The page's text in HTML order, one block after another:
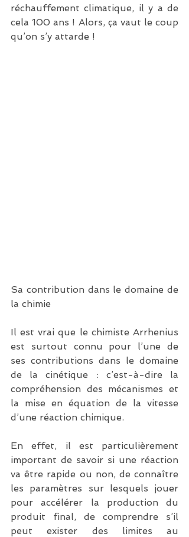
réchauffement climatique, il y a de
cela 100 ans ! Alors, ça vaut le coup
qu’on s’y attarde !
Sa contribution dans le domaine de
la chimie
Il est vrai que le chimiste Arrhenius
est surtout connu pour l’une de
ses contributions dans le domaine
de la cinétique : c’est-à-dire la
compréhension des mécanismes et
la mise en équation de la vitesse
d’une réaction chimique.
En effet, il est particulièrement
important de savoir si une réaction
va être rapide ou non, de connaître
les paramètres sur lesquels jouer
pour accélérer la production du
produit final, de comprendre s’il
peut exister des limites au